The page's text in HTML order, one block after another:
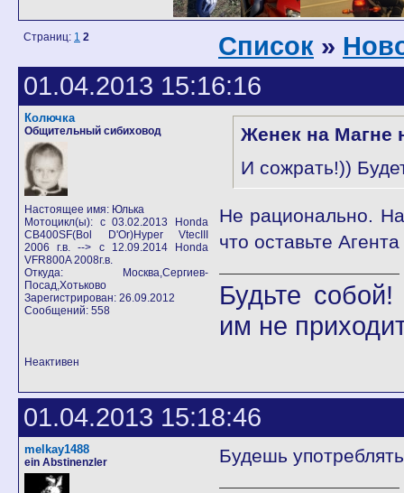
Страниц: 1 2 Список »
01.04.2013 15:16:16
Колючка
Общительный сибиховод
Настоящее имя: Юлька
Мотоцикл(ы): с 03.02.2013 Honda
CB400SF(Bol D'Or)Hyper VtecIII
2006 г.в. --> с 12.09.2014 Honda
VFR800A 2008г.в.
Откуда: Москва,Сергиев-
Посад,Хотьково
Зарегистрирован: 26.09.2012
Сообщений: 558
Женек на Магне
И сожрать!))
Не рационально.
что оставьте
Будьте
им не
Неактивен
01.04.2013 15:18:46
melkay1488
ein Abstinenzler Будешь